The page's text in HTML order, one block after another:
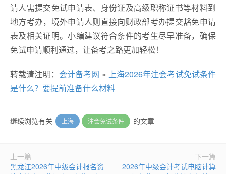
请人需提交免试申请表、身份证及高级职称证书等材料到
地方考办，境外申请人则直接向财政部考办提交豁免申请
表及相关证明。小编建议符合条件的考生尽早准备，确保
免试申请顺利通过，让备考之路更加轻松！
转载请注明： 会计备考网 » 上海2026年注会考试免试条件
是什么？要提前准备什么材料
继续浏览有关 上海 注会免试条件 的文章
上一篇
黑龙江2026年中级会计报名资
下一篇
2026年中级会计考试电脑计算